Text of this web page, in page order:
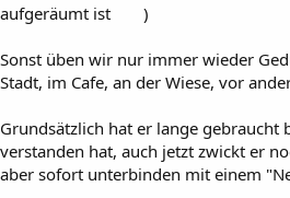
aufgeräumt ist
)
Sonst üben wir nur immer wieder
Stadt, im Cafe, an der Wiese, vor
Grundsätzlich hat er lange gebraucht
verstanden hat, auch jetzt zwickt er
aber sofort unterbinden mit einem